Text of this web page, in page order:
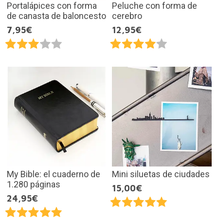
Portalápices con forma
de canasta de baloncesto
7,95€
Peluche con forma de
cerebro
12,95€
My Bible: el cuaderno de
1.280 páginas
24,95€
Mini siluetas de ciudades
15,00€